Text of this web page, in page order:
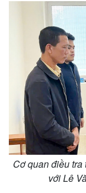
Cơ quan điều
với Lê